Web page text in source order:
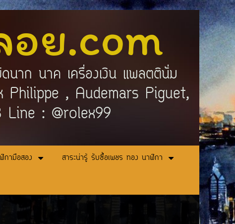
ย.com
นาก นาค เครื่องเงิน แพลตตินั่ม
Philippe , Audemars Piguet,
Line : @rolex99
กามือสอง สาระน่ารู้ รับซื้อเพชร ทอง นาฬิกา